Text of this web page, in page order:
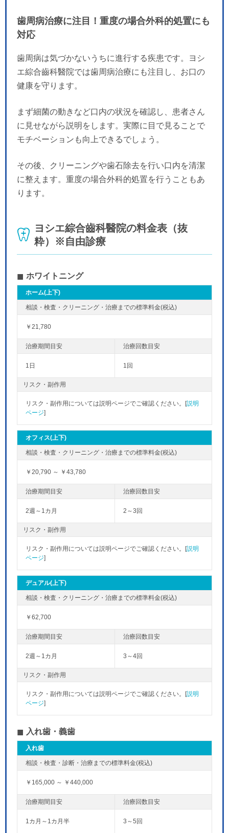
歯周病治療に注目！重度の場合外科的処置にも
対応
歯周病は気づかないうちに進行する疾患です。ヨシ
エ綜合齒科醫院では歯周病治療にも注目し、お口の
健康を守ります。
まず細菌の動きなど口内の状況を確認し、患者さん
に見せながら説明をします。実際に目で見ることで
モチベーションも向上できるでしょう。
その後、クリーニングや歯石除去を行い口内を清潔
に整えます。重度の場合外科的処置を行うこともあ
ります。
ヨシエ綜合齒科醫院の料金表（抜
粋）※自由診療
ホワイトニング
ホーム(上下)
￥21,780
1日 1回
リスク・副作用
リスク・副作用については説明ページでご確認ください。[説明
ページ]
オフィス(上下)
￥20,790 ～ ￥43,780
2週～1カ月 2～3回
リスク・副作用
リスク・副作用については説明ページでご確認ください。[説明
ページ]
デュアル(上下)
￥62,700
2週～1カ月 3～4回
リスク・副作用
リスク・副作用については説明ページでご確認ください。[説明
ページ]
入れ歯・義歯
入れ歯
￥165,000 ～ ￥440,000
1カ月～1カ月半 3～5回